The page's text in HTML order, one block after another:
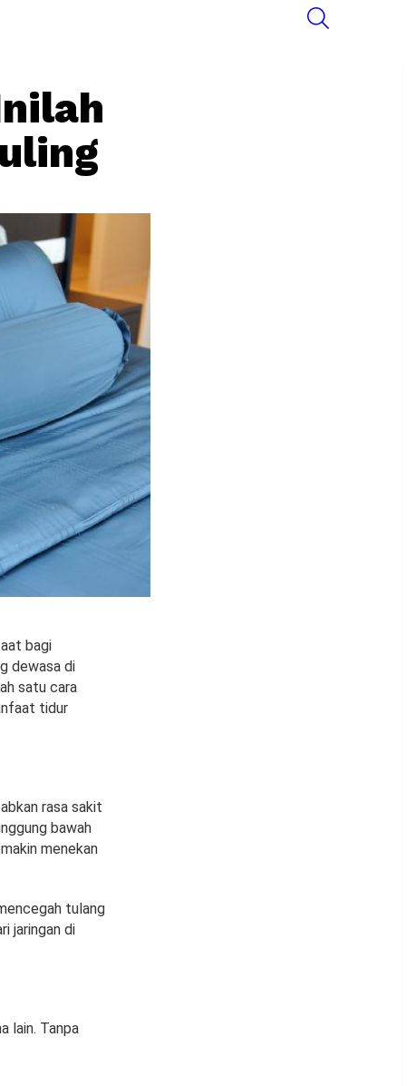
bagi
dewasa di
satu cara
tidur
rasa sakit
bawah
menekan
tulang
jaringan di
lain. Tanpa